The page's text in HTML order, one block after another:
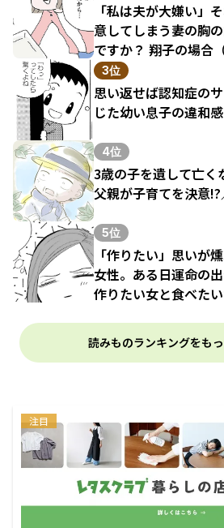
「私は夫が大嫌い」
意してしまう妻の胸
ですか？ 翔子の場合（
3位
思い返せば認知症の
じた幼い息子の違和感
4位
3歳の子を遺して亡く
父親が子育てを決意!?
5位
「作りたい」思いが
女性。ある日運命の
作りたい女と食べたい
読みものランキングをも
注目